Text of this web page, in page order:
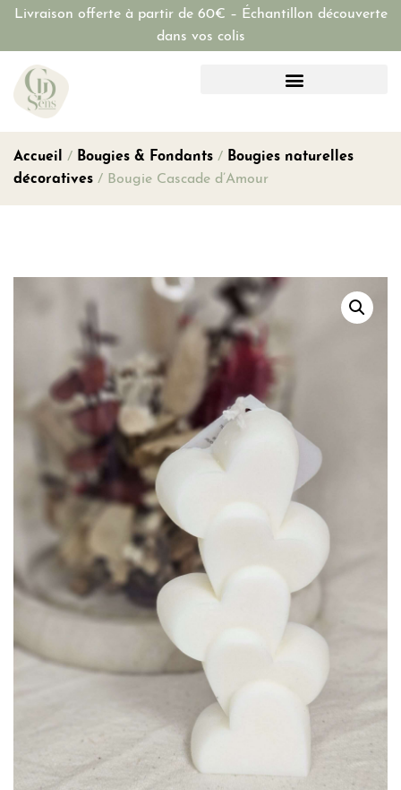
Livraison offerte à partir de 60€ – Échantillon découverte
dans vos colis
Accueil / Bougies & Fondants / Bougies naturelles
décoratives / Bougie Cascade d’Amour